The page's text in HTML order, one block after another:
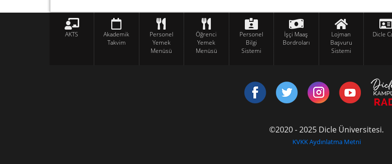
AKTS
Akademik
Takvim
Personel
Yemek
Menüsü
Öğrenci
Yemek
Menüsü
Personel
Bilgi
Sistemi
İşçi Maaş
Bordroları
Lojman
Başvuru
Sistemi
Dicle
©2020 - 2025 Dicle Üniversitesi.
KVKK Aydınlatma Metni